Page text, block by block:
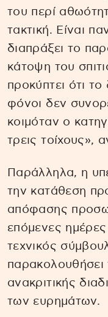
του περί
τακτική. Είναι
διαπράξει το
κάτοψη του
προκύπτει ότι
φόνοι δεν
κοιμόταν ο
τρεις τοίχους»,
Παράλληλα, η
την κατάθεση
απόφασης
επόμενες ημέρες
τεχνικός
παρακολουθήσει
ανακριτικής
των ευρημάτων.